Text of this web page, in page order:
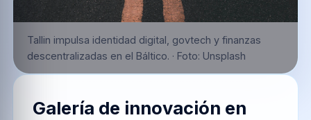
Tallin impulsa identidad digital, govtech y finanzas
descentralizadas en el Báltico. · Foto: Unsplash
Galería de innovación en